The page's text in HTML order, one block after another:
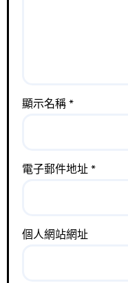
顯示名稱*
電子郵件地址*
個人網站網址